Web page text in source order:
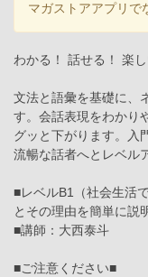
マガストアアプリで
わかる！ 話せる！ 楽
文法と語彙を基礎に、
す。会話表現をわかり
グッと下がります。入
流暢な話者へとレベル
■レベルB1（社会生活
とその理由を簡単に説
■講師：大西泰斗
■ご注意ください■